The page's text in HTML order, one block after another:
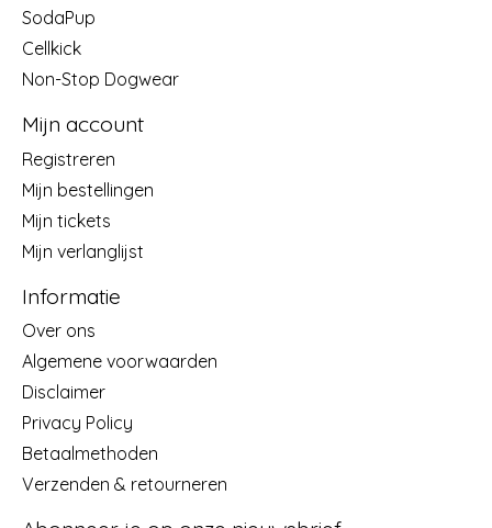
SodaPup
Cellkick
Non-Stop Dogwear
Mijn account
Registreren
Mijn bestellingen
Mijn tickets
Mijn verlanglijst
Informatie
Over ons
Algemene voorwaarden
Disclaimer
Privacy Policy
Betaalmethoden
Verzenden & retourneren